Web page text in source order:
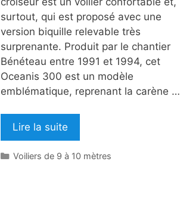
surtout, qui est proposé avec une
version biquille relevable très
surprenante. Produit par le chantier
Bénéteau entre 1991 et 1994, cet
Oceanis 300 est un modèle
emblématique, reprenant la carène …
Lire la suite
Catégories
Voiliers de 9 à 10 mètres